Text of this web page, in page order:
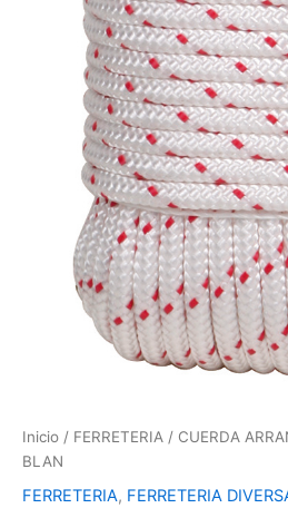
Inicio / FERRETERIA / CUERDA
BLAN
FERRETERIA, FERRETERIA